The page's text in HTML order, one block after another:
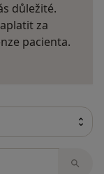
důležité.
za
pacienta.